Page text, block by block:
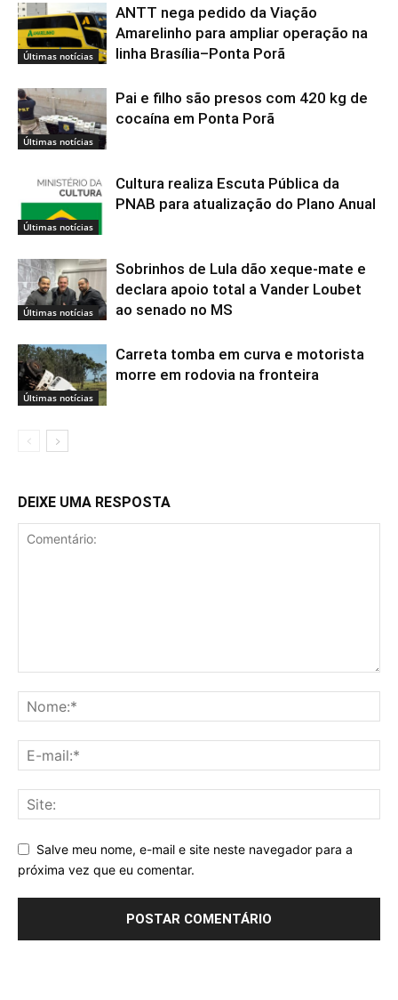
Últimas notícias
ANTT nega pedido da Viação
Amarelinho para ampliar operação na
linha Brasília–Ponta Porã
Últimas notícias
Pai e filho são presos com 420 kg de
cocaína em Ponta Porã
Últimas notícias
Cultura realiza Escuta Pública da
PNAB para atualização do Plano Anual
Últimas notícias
Sobrinhos de Lula dão xeque-mate e
declara apoio total a Vander Loubet
ao senado no MS
Últimas notícias
Carreta tomba em curva e motorista
morre em rodovia na fronteira
DEIXE UMA RESPOSTA
Salve meu nome, e-mail e site neste navegador para a
próxima vez que eu comentar.